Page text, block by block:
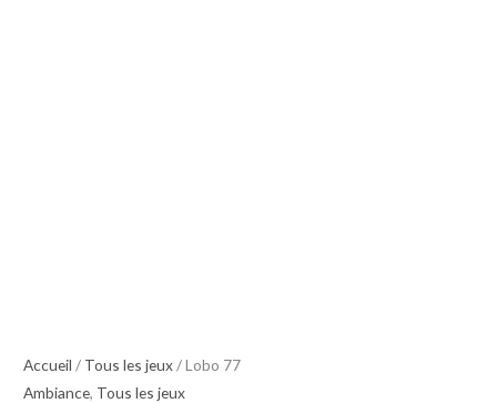
Accueil / Tous les jeux/ Lobo 77
Ambiance, Tous les jeux